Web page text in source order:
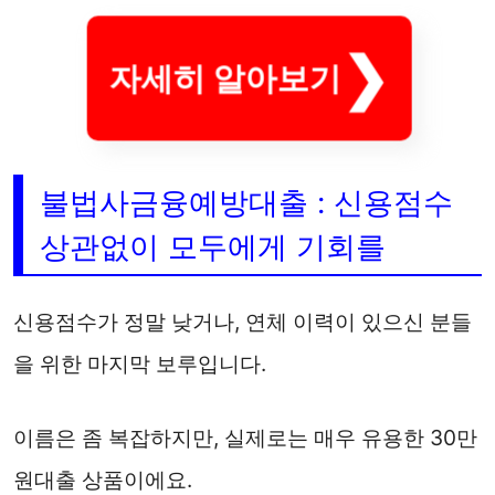
자세히 알아보기
불법사금융예방대출 : 신용점수
상관없이 모두에게 기회를
신용점수가 정말 낮거나, 연체 이력이 있으신 분들
을 위한 마지막 보루입니다.
이름은 좀 복잡하지만, 실제로는 매우 유용한 30만
원대출 상품이에요.